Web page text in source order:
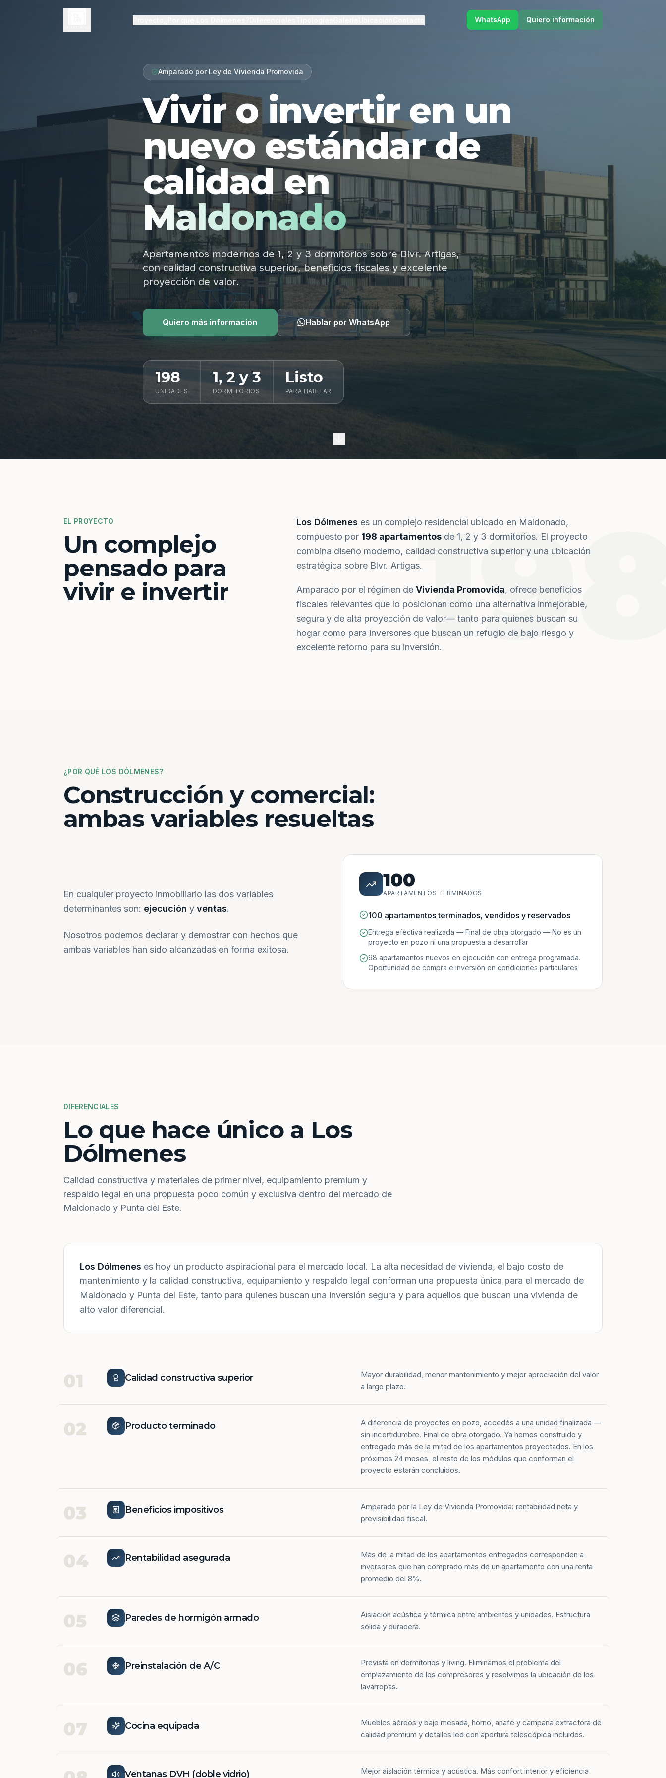
WhatsApp Quiero información
Amparado por Ley de Vivienda Promovida
Vivir o invertir en un
nuevo estándar de
calidad en
Maldonado
Apartamentos modernos de 1, 2 y 3 dormitorios sobre Blvr. Artigas,
con calidad constructiva superior, beneficios fiscales y excelente
proyección de valor.
Quiero más información Hablar por WhatsApp
198
UNIDADES
1, 2 y 3
DORMITORIOS
Listo
PARA HABITAR
EL PROYECTO
Un complejo
pensado para
vivir e invertir
Los Dólmenes es un complejo residencial ubicado en Maldonado,
compuesto por 198 apartamentos de 1, 2 y 3 dormitorios. El proyecto
combina diseño moderno, calidad constructiva superior y una ubicación
estratégica sobre Blvr. Artigas.
Amparado por el régimen de Vivienda Promovida, ofrece beneficios
fiscales relevantes que lo posicionan como una alternativa inmejorable,
segura y de alta proyección de valor— tanto para quienes buscan su
hogar como para inversores que buscan un refugio de bajo riesgo y
excelente retorno para su inversión.
¿POR QUÉ LOS DÓLMENES?
Construcción y comercial:
ambas variables resueltas
En cualquier proyecto inmobiliario las dos variables
determinantes son: ejecución y ventas.
Nosotros podemos declarar y demostrar con hechos que
ambas variables han sido alcanzadas en forma exitosa.
100
APARTAMENTOS TERMINADOS
100 apartamentos terminados, vendidos y reservados
Entrega efectiva realizada — Final de obra otorgado — No es un
proyecto en pozo ni una propuesta a desarrollar
98 apartamentos nuevos en ejecución con entrega programada.
Oportunidad de compra e inversión en condiciones particulares
DIFERENCIALES
Lo que hace único a Los
Dólmenes
Calidad constructiva y materiales de primer nivel, equipamiento premium y
respaldo legal en una propuesta poco común y exclusiva dentro del mercado de
Maldonado y Punta del Este.
Los Dólmenes es hoy un producto aspiracional para el mercado local. La alta necesidad de vivienda, el bajo costo de
mantenimiento y la calidad constructiva, equipamiento y respaldo legal conforman una propuesta única para el mercado de
Maldonado y Punta del Este, tanto para quienes buscan una inversión segura y para aquellos que buscan una vivienda de
alto valor diferencial.
01 Calidad constructiva superior
Mayor durabilidad, menor mantenimiento y mejor apreciación del valor
a largo plazo.
02 Producto terminado
A diferencia de proyectos en pozo, accedés a una unidad finalizada —
sin incertidumbre. Final de obra otorgado. Ya hemos construido y
entregado más de la mitad de los apartamentos proyectados. En los
próximos 24 meses, el resto de los módulos que conforman el
proyecto estarán concluidos.
03 Beneficios impositivos
Amparado por la Ley de Vivienda Promovida: rentabilidad neta y
previsibilidad fiscal.
04 Rentabilidad asegurada
Más de la mitad de los apartamentos entregados corresponden a
inversores que han comprado más de un apartamento con una renta
promedio del 8%.
05 Paredes de hormigón armado
Aislación acústica y térmica entre ambientes y unidades. Estructura
sólida y duradera.
06 Preinstalación de A/C
Prevista en dormitorios y living. Eliminamos el problema del
emplazamiento de los compresores y resolvimos la ubicación de los
lavarropas.
07 Cocina equipada
Muebles aéreos y bajo mesada, horno, anafe y campana extractora de
calidad premium y detalles led con apertura telescópica incluidos.
Ventanas DVH (doble vidrio) Mejor aislación térmica y acústica. Más confort interior y eficiencia